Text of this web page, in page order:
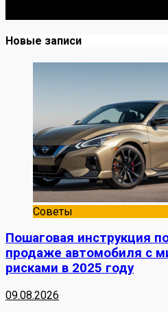
Новые записи
Советы
Пошаговая инструкция
продаже автомобиля с
рисками в 2025 году
09.08.2026